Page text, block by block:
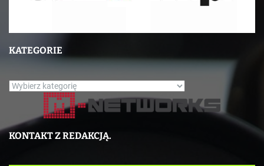
KATEGORIE
K
e
KONTAKT Z REDAKCJĄ.